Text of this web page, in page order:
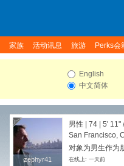
家族 活动讯息 旅游 Perks会
English
中文简体
zephyr41
zephyr41
男性 | 74 | 5' 11"
San Francisco,
对象为男生作为
在线上: 一天前